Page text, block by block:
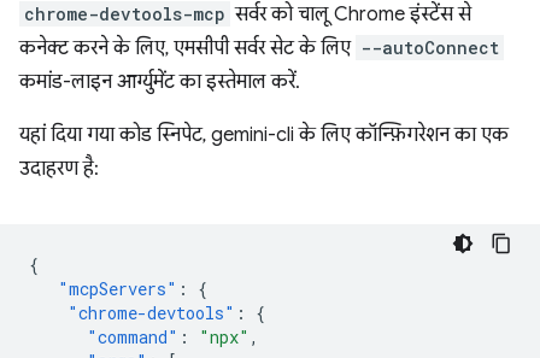
chrome-devtools-mcp सर्वर को चालू Chrome इंस्टेंस से
कनेक्ट करने के लिए, एमसीपी सर्वर सेट के लिए --autoConnect
कमांड-लाइन आर्ग्युमेंट का इस्तेमाल करें.
यहां दिया गया कोड स्निपेट, gemini-cli के लिए कॉन्फ़िगरेशन का एक
उदाहरण है:
{
"mcpServers" :
{
"chrome-devtools" :
{
"command" : "npx" ,